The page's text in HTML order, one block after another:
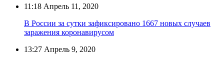
11:18 Апрель 11, 2020
В России за сутки зафиксировано 1667 новых случаев
заражения коронавирусом
13:27 Апрель 9, 2020